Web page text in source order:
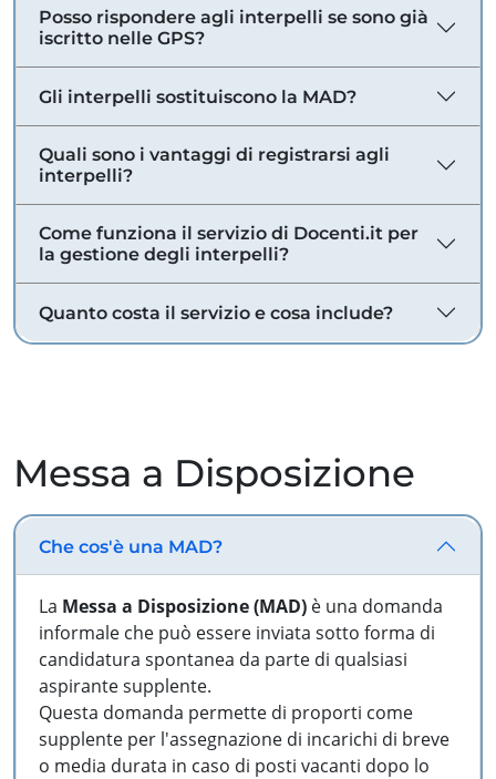
Posso rispondere agli interpelli se sono già
iscritto nelle GPS?
Gli interpelli sostituiscono la MAD?
Quali sono i vantaggi di registrarsi agli
interpelli?
Come funziona il servizio di Docenti.it per
la gestione degli interpelli?
Quanto costa il servizio e cosa include?
Messa a Disposizione
Che cos'è una MAD?
La Messa a Disposizione (MAD) è una domanda
informale che può essere inviata sotto forma di
candidatura spontanea da parte di qualsiasi
aspirante supplente.
Questa domanda permette di proporti come
supplente per l'assegnazione di incarichi di breve
o media durata in caso di posti vacanti dopo lo